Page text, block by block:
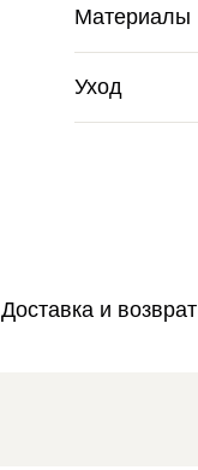
Материалы
Уход
Доставка и возврат